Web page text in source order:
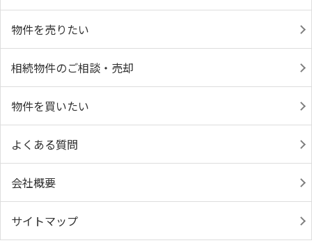
物件を売りたい
相続物件のご相談・売却
物件を買いたい
よくある質問
会社概要
サイトマップ